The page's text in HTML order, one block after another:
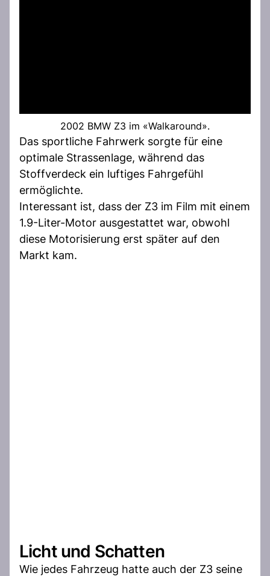
2002 BMW Z3 im «Walkaround».
Das sportliche Fahrwerk sorgte für eine
optimale Strassenlage, während das
Stoffverdeck ein luftiges Fahrgefühl
ermöglichte.
Interessant ist, dass der Z3 im Film mit einem
1.9-Liter-Motor ausgestattet war, obwohl
diese Motorisierung erst später auf den
Markt kam.
Licht und Schatten
Wie jedes Fahrzeug hatte auch der Z3 seine